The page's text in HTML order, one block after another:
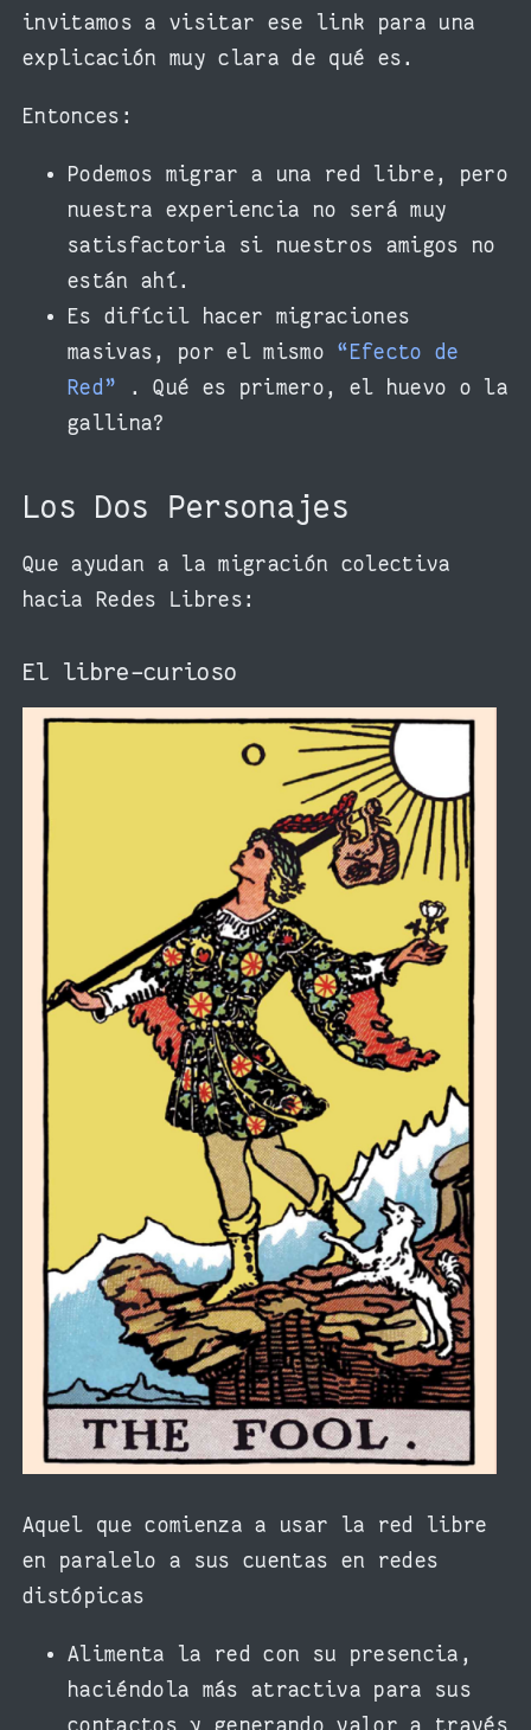
invitamos a visitar ese link para una
explicación muy clara de qué es.
Entonces:
Podemos migrar a una red libre, pero
nuestra experiencia no será muy
satisfactoria si nuestros amigos no
están ahí.
Es difícil hacer migraciones
masivas, por el mismo “Efecto de
Red”
. Qué es primero, el huevo o la
gallina?
Los Dos Personajes
Que ayudan a la migración colectiva
hacia Redes Libres:
El libre-curioso
Aquel que comienza a usar la red libre
en paralelo a sus cuentas en redes
distópicas
Alimenta la red con su presencia,
haciéndola más atractiva para sus